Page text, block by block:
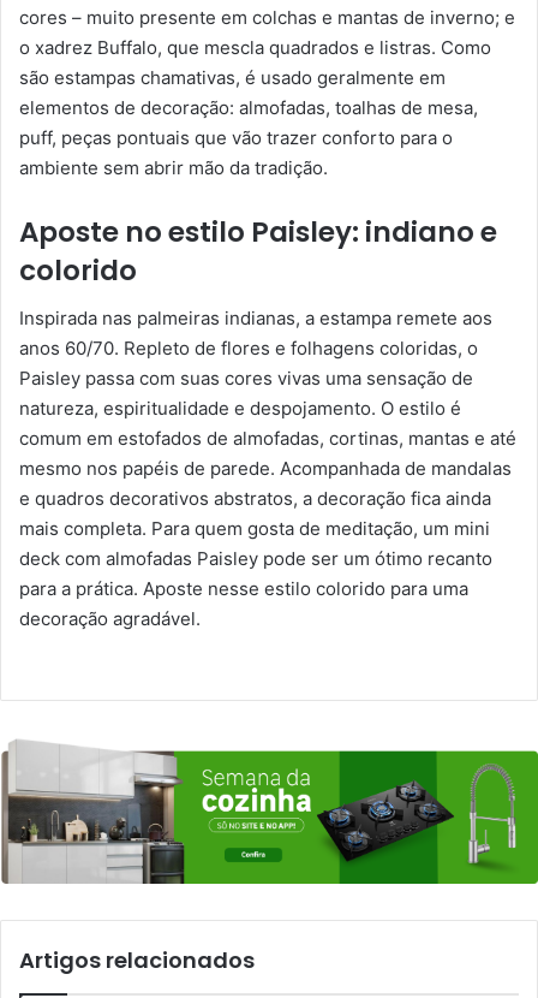
cores – muito presente em colchas e mantas de inverno; e
o xadrez Buffalo, que mescla quadrados e listras. Como
são estampas chamativas, é usado geralmente em
elementos de decoração: almofadas, toalhas de mesa,
puff, peças pontuais que vão trazer conforto para o
ambiente sem abrir mão da tradição.
Aposte no estilo Paisley: indiano e
colorido
Inspirada nas palmeiras indianas, a estampa remete aos
anos 60/70. Repleto de flores e folhagens coloridas, o
Paisley passa com suas cores vivas uma sensação de
natureza, espiritualidade e despojamento. O estilo é
comum em estofados de almofadas, cortinas, mantas e até
mesmo nos papéis de parede. Acompanhada de mandalas
e quadros decorativos abstratos, a decoração fica ainda
mais completa. Para quem gosta de meditação, um mini
deck com almofadas Paisley pode ser um ótimo recanto
para a prática. Aposte nesse estilo colorido para uma
decoração agradável.
Artigos relacionados